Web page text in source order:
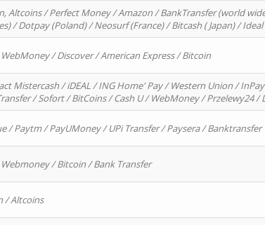
Altcoins / Perfect Money / Amazon / BankTransfer (world
/ Dotpay (Poland) / Neosurf (France) / Bitcash ( Japan) /
/ Discover / American Express / Bitcoin
Mistercash / iDEAL / ING Home' Pay / Western Union /
/ Sofort / BitCoins / Cash U / WebMoney / Przelewy24 /
/ Paytm / PayUMoney / UPi Transfer / Paysera / Banktransfer
/ Bitcoin / Bank Transfer
/ Altcoins